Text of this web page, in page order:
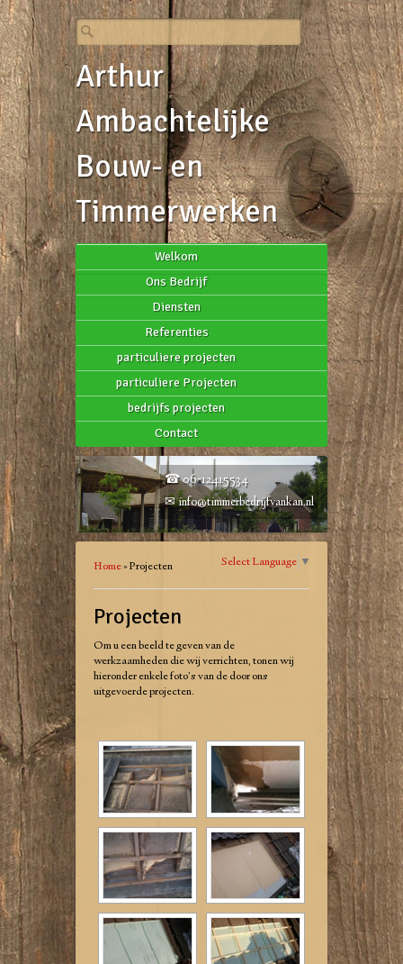
Arthur
Ambachtelijke
Bouw- en
Timmerwerken
Welkom
Ons Bedrijf
Diensten
Referenties
particuliere projecten
particuliere Projecten
bedrijfs projecten
Contact
☎ 06-12415534
✉info@timmerbedrijfvankan.nl
Home»Projecten Select Language ▼
Projecten
Om u een beeld te geven van de
werkzaamheden die wij verrichten, tonen wij
hieronder enkele foto’s van de door ons
uitgevoerde projecten.